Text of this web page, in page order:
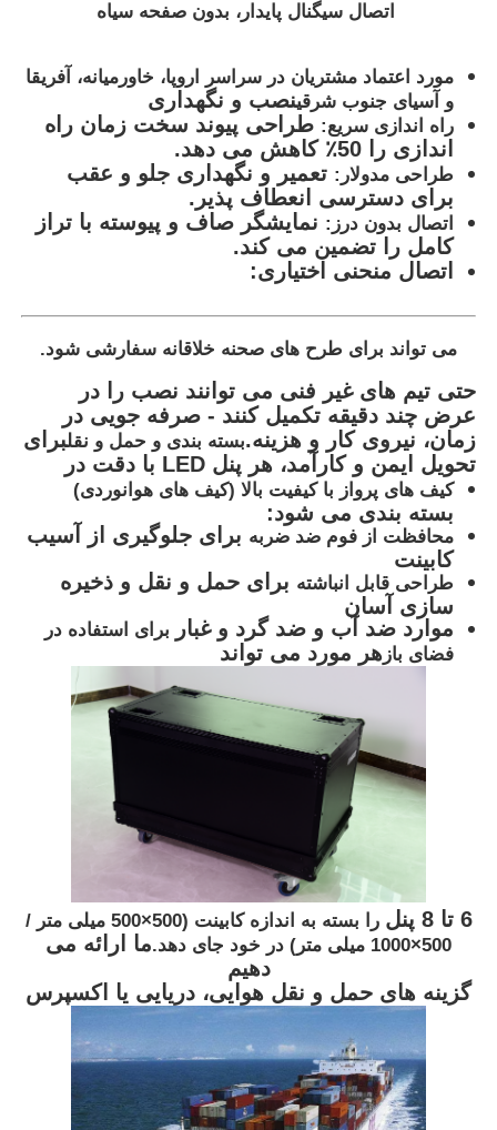
اتصال سیگنال پایدار، بدون صفحه سیاه
مورد اعتماد مشتریان در سراسر اروپا، خاورمیانه، آفریقا
و آسیای جنوب شرقینصب و نگهداری
راه اندازی سریع: طراحی پیوند سخت زمان راه
اندازی را 50٪ کاهش می دهد.
طراحی مدولار: تعمیر و نگهداری جلو و عقب
برای دسترسی انعطاف پذیر.
اتصال بدون درز: نمایشگر صاف و پیوسته با تراز
کامل را تضمین می کند.
اتصال منحنی اختیاری:
می تواند برای طرح های صحنه خلاقانه سفارشی شود.
حتی تیم های غیر فنی می توانند نصب را در
عرض چند دقیقه تکمیل کنند - صرفه جویی در
زمان، نیروی کار و هزینه.بسته بندی و حمل و نقلبرای
تحویل ایمن و کارآمد، هر پنل LED با دقت در
کیف های پرواز با کیفیت بالا (کیف های هوانوردی)
بسته بندی می شود:
محافظت از فوم ضد ضربه برای جلوگیری از آسیب
کابینت
طراحی قابل انباشته برای حمل و نقل و ذخیره
سازی آسان
موارد ضد آب و ضد گرد و غبار
برای استفاده در
فضای بازهر مورد می تواند
6 تا 8 پنل
را بسته به اندازه کابینت (500×500 میلی متر /
500×1000 میلی متر) در خود جای دهد.
ما ارائه می
دهیم
گزینه های حمل و نقل هوایی، دریایی یا اکسپرس